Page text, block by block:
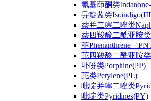
氰基茚酮类
异靛蓝类
萘并二噻二唑类
萘四羧酸二酰亚胺类
菲Phenanthrene（
苝四羧酸二酰亚胺类
卟吩类Porphine(PP)
苝类Perylene(PL)
吡啶并噻二唑类
吡啶类Pyridines(PY)